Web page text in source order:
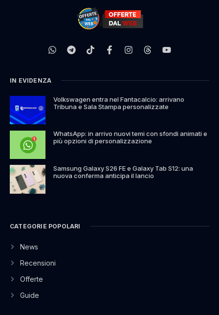
IN EVIDENZA
Volkswagen entra nel Fantacalcio: arrivano
Tribuna e Sala Stampa personalizzate
WhatsApp: in arrivo nuovi temi con sfondi animati e
più opzioni di personalizzazione
Samsung Galaxy S26 FE e Galaxy Tab S12: una
nuova conferma anticipa il lancio
CATEGORIE POPOLARI
News
Recensioni
Offerte
Guide